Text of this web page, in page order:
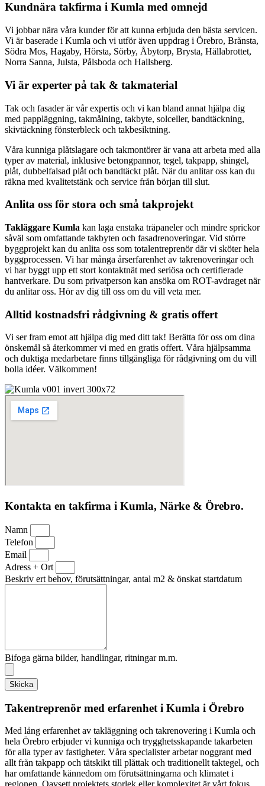
Kundnära takfirma i Kumla med omnejd
Vi jobbar nära våra kunder för att kunna erbjuda den bästa servicen.
Vi är baserade i Kumla och vi utför även uppdrag i Örebro, Brånsta,
Södra Mos, Hagaby, Hörsta, Sörby, Åbytorp, Brysta, Hällabrottet,
Norra Sanna, Julsta, Pålsboda och Hallsberg.
Vi är experter på tak & takmaterial
Tak och fasader är vår expertis och vi kan bland annat hjälpa dig
med pappläggning, takmålning, takbyte, solceller, bandtäckning,
skivtäckning fönsterbleck och takbesiktning.
Våra kunniga plåtslagare och takmontörer är vana att arbeta med alla
typer av material, inklusive betongpannor, tegel, takpapp, shingel,
plåt, dubbelfalsad plåt och bandtäckt plåt. När du anlitar oss kan du
räkna med kvalitetstänk och service från början till slut.
Anlita oss för stora och små takprojekt
Takläggare Kumla kan laga enstaka träpaneler och mindre sprickor
såväl som omfattande takbyten och fasadrenoveringar. Vid större
byggprojekt kan du anlita oss som totalentreprenör där vi sköter hela
byggprocessen. Vi har många årserfarenhet av takrenoveringar och
vi har byggt upp ett stort kontaktnät med seriösa och certifierade
hantverkare. Du som privatperson kan ansöka om ROT-avdraget när
du anlitar oss. Hör av dig till oss om du vill veta mer.
Alltid kostnadsfri rådgivning & gratis offert
Vi ser fram emot att hjälpa dig med ditt tak! Berätta för oss om dina
önskemål så återkommer vi med en gratis offert. Våra hjälpsamma
och duktiga medarbetare finns tillgängliga för rådgivning om du vill
bolla idéer. Välkommen!
Kontakta en takfirma i Kumla, Närke & Örebro.
Namn
Telefon
Email
Adress + Ort
Beskriv ert behov, förutsättningar, antal m2 & önskat startdatum
Bifoga gärna bilder, handlingar, ritningar m.m.
Skicka
Takentreprenör med erfarenhet i Kumla i Örebro
Med lång erfarenhet av takläggning och takrenovering i Kumla och
hela Örebro erbjuder vi kunniga och trygghetsskapande takarbeten
för alla typer av fastigheter. Våra specialister arbetar noggrant med
allt från takpapp och tätskikt till plåttak och traditionellt taktegel, och
har omfattande kännedom om förutsättningarna och klimatet i